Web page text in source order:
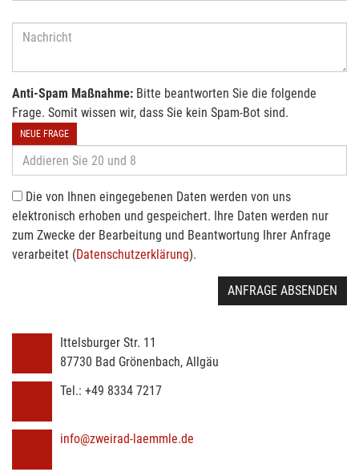
Anti-Spam Maßnahme: Bitte beantworten Sie die folgende
Frage. Somit wissen wir, dass Sie kein Spam-Bot sind.
NEUE FRAGE
Die von Ihnen eingegebenen Daten werden von uns
elektronisch erhoben und gespeichert. Ihre Daten werden nur
zum Zwecke der Bearbeitung und Beantwortung Ihrer Anfrage
verarbeitet (Datenschutzerklärung).
ANFRAGE ABSENDEN
Ittelsburger Str. 11
87730 Bad Grönenbach, Allgäu
Tel.: +49 8334 7217
info@zweirad-laemmle.de